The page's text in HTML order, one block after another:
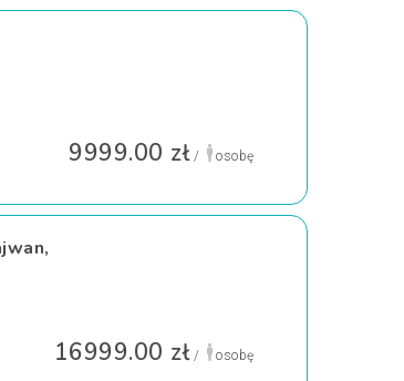
9999.00 zł/ osobę
16999.00 zł/ osobę